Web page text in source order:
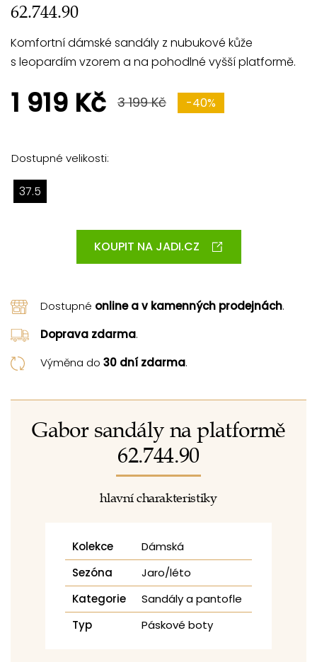
62.744.90
Komfortní dámské sandály z nubukové kůže
s leopardím vzorem a na pohodlné vyšší platformě.
1 919 Kč 3 199 Kč -40%
Dostupné velikosti:
37.5
KOUPIT NA JADI.CZ
Dostupné online a v kamenných prodejnách.
Doprava zdarma.
Výměna do 30 dní zdarma.
Gabor sandály na platformě
62.744.90
hlavní charakteristiky
Kolekce
Dámská
Sezóna
Jaro/léto
Kategorie
Sandály a pantofle
Typ
Páskové boty